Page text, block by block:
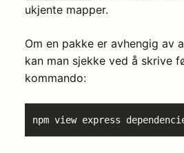
ukjente mapper.
Om en pakke er avhengig av
kan man sjekke ved å skrive
kommando: